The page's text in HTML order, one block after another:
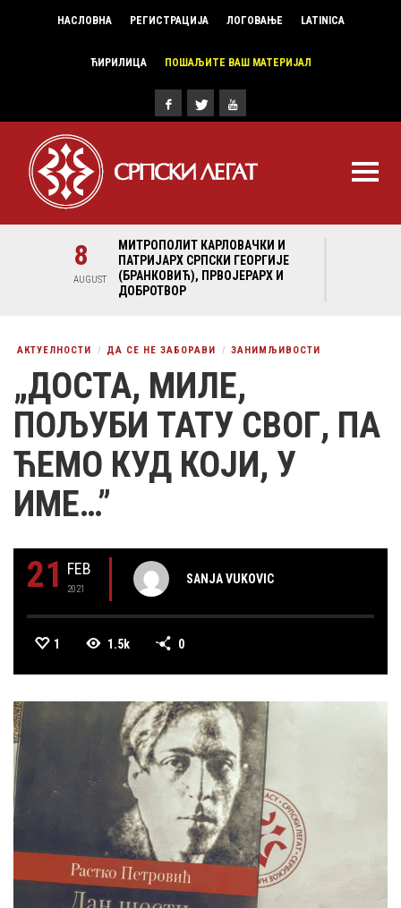
НАСЛОВНА РЕГИСТРАЦИЈА ЛОГОВАЊЕ LATINICA
ЋИРИЛИЦА ПОШАЉИТЕ ВАШ МАТЕРИЈАЛ
8
AUGUST
МИТРОПОЛИТ КАРЛОВАЧКИ И
ПАТРИЈАРХ СРПСКИ ГЕОРГИЈЕ
(БРАНКОВИЋ), ПРВОЈЕРАРХ И
ДОБРОТВОР
АКТУЕЛНОСТИ ДА СЕ НЕ ЗАБОРАВИ ЗАНИМЉИВОСТИ
„ДОСТА, МИЛЕ,
ПОЉУБИ ТАТУ СВОГ, ПА
ЋЕМО КУД КОЈИ, У
ИМЕ…”
21 FEB
2021
SANJA VUKOVIC
1 1.5k 0